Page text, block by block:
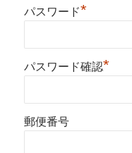
パスワード*
パスワード確認*
郵便番号